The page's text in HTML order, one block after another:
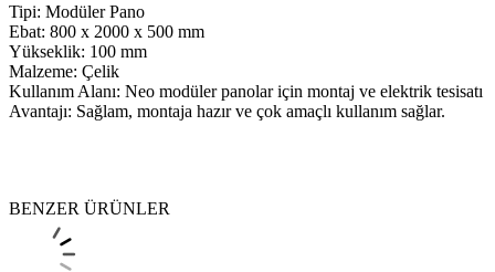
Tipi: Modüler Pano
Ebat: 800 x 2000 x 500 mm
Yükseklik: 100 mm
Malzeme: Çelik
Kullanım Alanı: Neo modüler panolar için montaj ve elektrik tesisatı
Avantajı: Sağlam, montaja hazır ve çok amaçlı kullanım sağlar.
BENZER ÜRÜNLER